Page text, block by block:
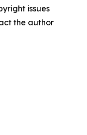
issues
the author